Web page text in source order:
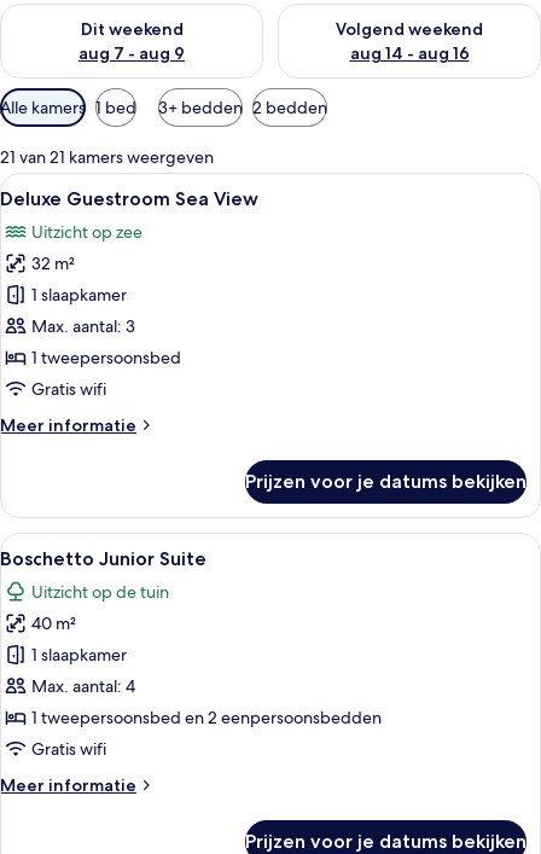
Dit weekend
aug 7 - aug 9
De beschikbaarheid controleren voor dit weekend aug 7 -
Volgend weekend
aug 14 - aug 16
De beschikbaarheid
Beschikbare
filters
voor
kamers
Alle kamers 1 bed 3+ bedden 2 bedden
21 van 21 kamers weergeven
Alle
foto's
voor
Deluxe
Guestroom
Sea
View
laden
Een hotelkamer met een groot bed,
6
Deluxe Guestroom Sea View
Uitzicht op zee
32 m²
1 slaapkamer
Max. aantal: 3
1 tweepersoonsbed
Gratis wifi
Meer informatie
Meer
Guestroom
Sea
View
Prijzen voor je datums bekijken
Alle
foto's
voor
Boschetto
Junior
Suite
laden
Een ruime slaapkamer met een
6
Boschetto Junior Suite
Uitzicht op de tuin
40 m²
1 slaapkamer
Max. aantal: 4
1 tweepersoonsbed en 2 eenpersoonsbedden
Gratis wifi
Meer informatie
Meer
Prijzen voor je datums bekijken